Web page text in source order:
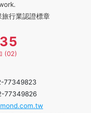
行業認證標章
(02)
77349823
77349826